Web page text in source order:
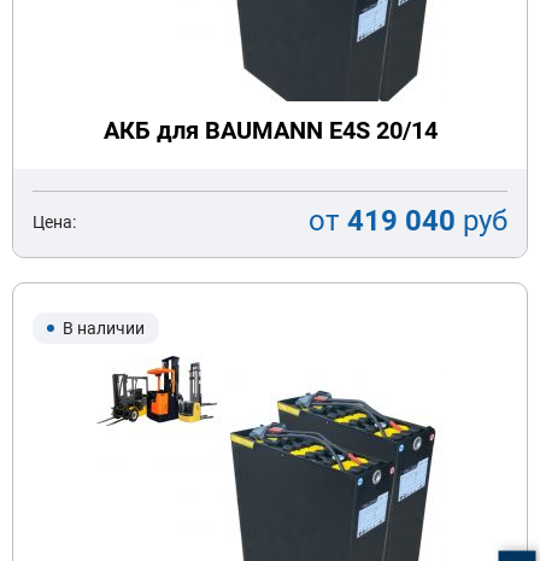
АКБ для BAUMANN E4S 20/14
Цена: от 419 040 руб
В наличии